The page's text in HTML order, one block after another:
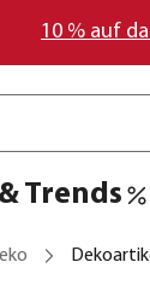
10 % auf
Trends